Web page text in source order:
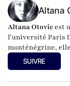
Altana
Altana Otovic est
l'université Paris
monténégrine,
Voltaire.
SUIVRE